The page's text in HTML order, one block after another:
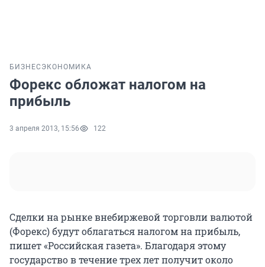
БИЗНЕС ЭКОНОМИКА
Форекс обложат налогом на
прибыль
3 апреля 2013, 15:56 122
Сделки на рынке внебиржевой торговли валютой
(Форекс) будут облагаться налогом на прибыль,
пишет «Российская газета». Благодаря этому
государство в течение трех лет получит около